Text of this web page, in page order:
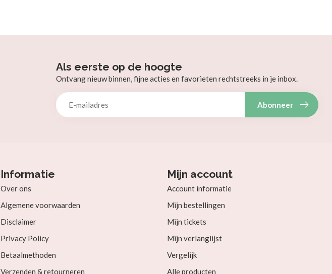
Als eerste op de hoogte
Ontvang nieuw binnen, fijne acties en favorieten rechtstreeks in je inbox.
Abonneer
Informatie
Over ons
Algemene voorwaarden
Disclaimer
Privacy Policy
Betaalmethoden
Verzenden & retourneren
Mijn account
Account informatie
Mijn bestellingen
Mijn tickets
Mijn verlanglijst
Vergelijk
Alle producten